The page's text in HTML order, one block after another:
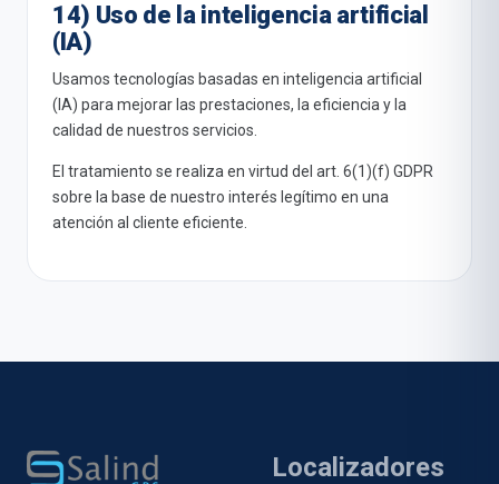
14) Uso de la inteligencia artificial
(IA)
Usamos tecnologías basadas en inteligencia artificial
(IA) para mejorar las prestaciones, la eficiencia y la
calidad de nuestros servicios.
El tratamiento se realiza en virtud del art. 6(1)(f) GDPR
sobre la base de nuestro interés legítimo en una
atención al cliente eficiente.
Localizadores